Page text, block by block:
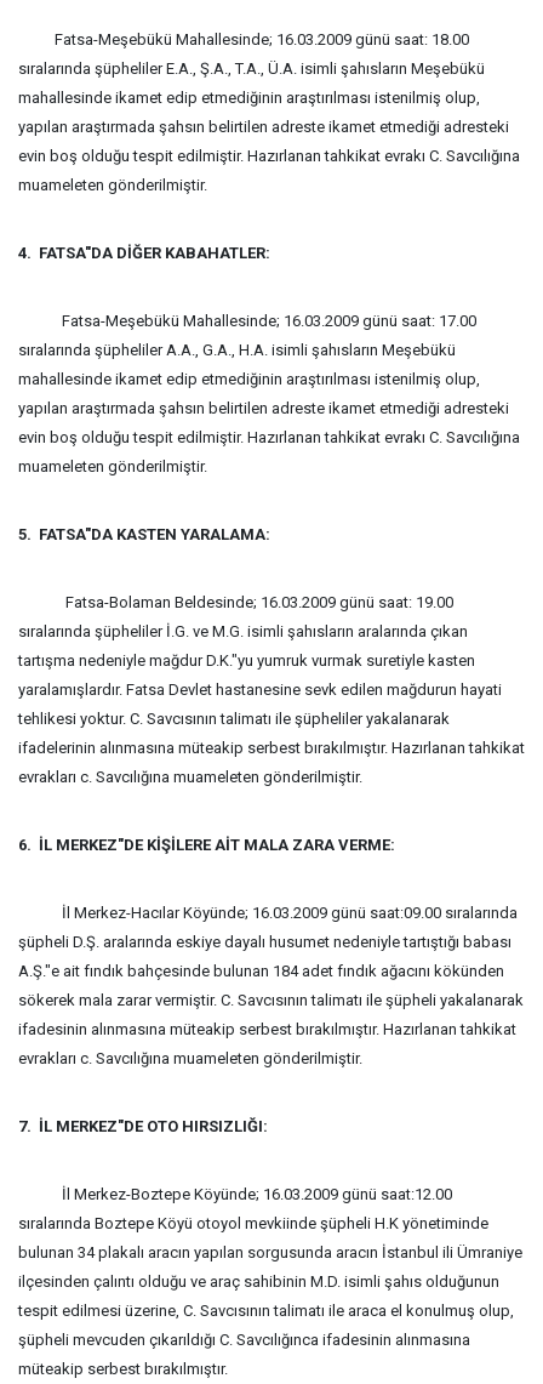
Fatsa-Meşebükü Mahallesinde; 16.03.2009 günü saat: 18.00
sıralarında şüpheliler E.A., Ş.A., T.A., Ü.A. isimli şahısların Meşebükü
mahallesinde ikamet edip etmediğinin araştırılması istenilmiş olup,
yapılan araştırmada şahsın belirtilen adreste ikamet etmediği adresteki
evin boş olduğu tespit edilmiştir. Hazırlanan tahkikat evrakı C. Savcılığına
muameleten gönderilmiştir.
4. FATSA"DA DİĞER KABAHATLER:
Fatsa-Meşebükü Mahallesinde; 16.03.2009 günü saat: 17.00
sıralarında şüpheliler A.A., G.A., H.A. isimli şahısların Meşebükü
mahallesinde ikamet edip etmediğinin araştırılması istenilmiş olup,
yapılan araştırmada şahsın belirtilen adreste ikamet etmediği adresteki
evin boş olduğu tespit edilmiştir. Hazırlanan tahkikat evrakı C. Savcılığına
muameleten gönderilmiştir.
5. FATSA"DA KASTEN YARALAMA:
Fatsa-Bolaman Beldesinde; 16.03.2009 günü saat: 19.00
sıralarında şüpheliler İ.G. ve M.G. isimli şahısların aralarında çıkan
tartışma nedeniyle mağdur D.K."yu yumruk vurmak suretiyle kasten
yaralamışlardır. Fatsa Devlet hastanesine sevk edilen mağdurun hayati
tehlikesi yoktur. C. Savcısının talimatı ile şüpheliler yakalanarak
ifadelerinin alınmasına müteakip serbest bırakılmıştır. Hazırlanan tahkikat
evrakları c. Savcılığına muameleten gönderilmiştir.
6. İL MERKEZ"DE KİŞİLERE AİT MALA ZARA VERME:
İl Merkez-Hacılar Köyünde; 16.03.2009 günü saat:09.00 sıralarında
şüpheli D.Ş. aralarında eskiye dayalı husumet nedeniyle tartıştığı babası
A.Ş."e ait fındık bahçesinde bulunan 184 adet fındık ağacını kökünden
sökerek mala zarar vermiştir. C. Savcısının talimatı ile şüpheli yakalanarak
ifadesinin alınmasına müteakip serbest bırakılmıştır. Hazırlanan tahkikat
evrakları c. Savcılığına muameleten gönderilmiştir.
7. İL MERKEZ"DE OTO HIRSIZLIĞI:
İl Merkez-Boztepe Köyünde; 16.03.2009 günü saat:12.00
sıralarında Boztepe Köyü otoyol mevkiinde şüpheli H.K yönetiminde
bulunan 34 plakalı aracın yapılan sorgusunda aracın İstanbul ili Ümraniye
ilçesinden çalıntı olduğu ve araç sahibinin M.D. isimli şahıs olduğunun
tespit edilmesi üzerine, C. Savcısının talimatı ile araca el konulmuş olup,
şüpheli mevcuden çıkarıldığı C. Savcılığınca ifadesinin alınmasına
müteakip serbest bırakılmıştır.